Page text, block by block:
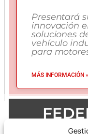
Presentará
innovación
soluciones
vehículo
para
MÁS INFORMACIÓN »